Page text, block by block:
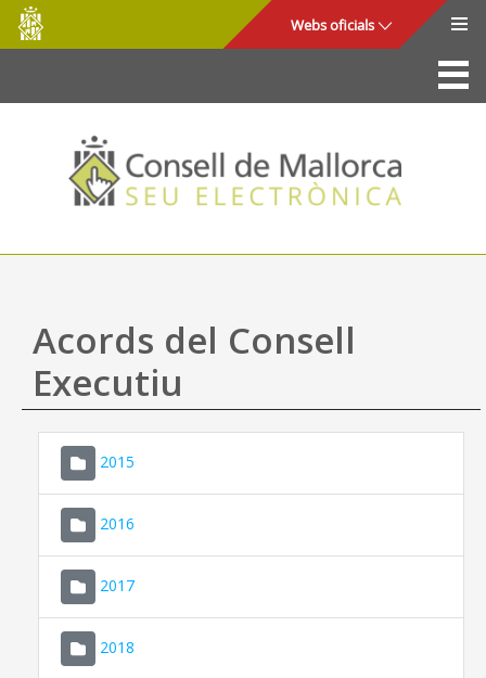
Salta al contingut principal
Consell
de
Mallorca
Webs oficials
La Seu
Consell de Mallorca
Accés i seguretat
Utilitats
Ajuda
Acords del Consell
Executiu
2015
2016
2017
2018